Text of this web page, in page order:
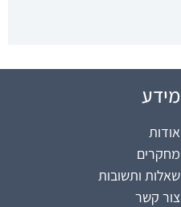
מידע
אודות
מחקרים
שאלות ותשובות
צור קשר